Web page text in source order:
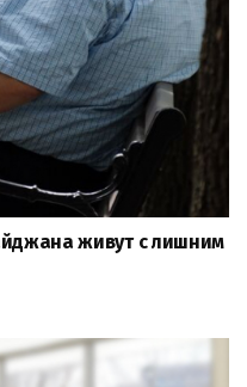
живут с лишним